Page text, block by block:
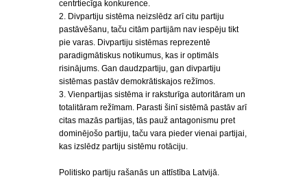
centrtiecīga konkurence.
2. Divpartiju sistēma neizslēdz arī citu partiju
pastāvēšanu, taču citām partijām nav iespēju tikt
pie varas. Divpartiju sistēmas reprezentē
paradigmātiskus notikumus, kas ir optimāls
risinājums. Gan daudzpartiju, gan divpartiju
sistēmas pastāv demokrātiskajos režīmos.
3. Vienpartijas sistēma ir raksturīga autoritāram un
totalitāram režīmam. Parasti šinī sistēmā pastāv arī
citas mazās partijas, tās pauž antagonismu pret
dominējošo partiju, taču vara pieder vienai partijai,
kas izslēdz partiju sistēmu rotāciju.
Politisko partiju rašanās un attīstība Latvijā.